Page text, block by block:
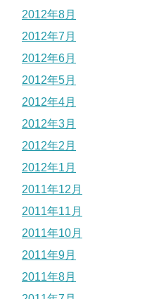
2012年8月
2012年7月
2012年6月
2012年5月
2012年4月
2012年3月
2012年2月
2012年1月
2011年12月
2011年11月
2011年10月
2011年9月
2011年8月